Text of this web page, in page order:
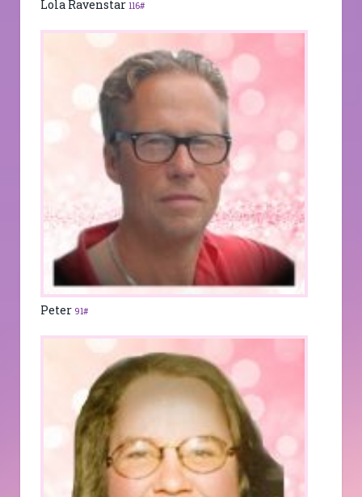
Lola Ravenstar 116#
Peter 91#